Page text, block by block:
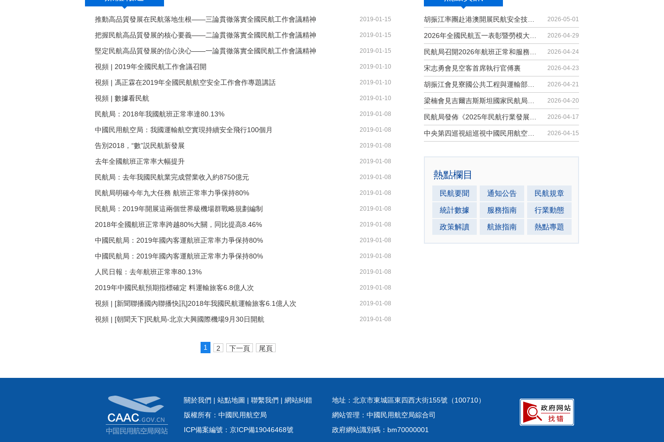
2026-05-01
2026-04-29
2026-04-24
宋志勇會見空客首席執行官傅裏 2026-04-23
2026-04-21
2026-04-20
2026-04-17
2026-04-15
熱點欄目
民航要聞 通知公告
民航規章
統計數據
服務指南
行業動態
政策解讀
航旅指南 熱點專題
推動高品質發展在民航落地生根——三論貫徹落實全國民航工作會議精神 2019-01-15
把握民航高品質發展的核心要義——二論貫徹落實全國民航工作會議精神 2019-01-15
堅定民航高品質發展的信心決心——一論貫徹落實全國民航工作會議精神 2019-01-15
視頻 | 2019年全國民航工作會議召開 2019-01-10
視頻 | 馮正霖在2019年全國民航航空安全工作會作專題講話 2019-01-10
視頻 | 數據看民航 2019-01-10
民航局：2018年我國航班正常率達80.13% 2019-01-08
中國民用航空局：我國運輸航空實現持續安全飛行100個月 2019-01-08
告別2018，“數”説民航新發展 2019-01-08
去年全國航班正常率大幅提升 2019-01-08
民航局：去年我國民航業完成營業收入約8750億元 2019-01-08
民航局明確今年九大任務 航班正常率力爭保持80% 2019-01-08
民航局：2019年開展這兩個世界級機場群戰略規劃編制 2019-01-08
2018年全國航班正常率跨越80%大關，同比提高8.46% 2019-01-08
中國民航局：2019年國內客運航班正常率力爭保持80% 2019-01-08
中國民航局：2019年國內客運航班正常率力爭保持80% 2019-01-08
人民日報：去年航班正常率80.13% 2019-01-08
2019年中國民航預期指標確定 料運輸旅客6.8億人次 2019-01-08
視頻 | [新聞聯播國內聯播快訊]2018年我國民航運輸旅客6.1億人次 2019-01-08
視頻 | [朝聞天下]民航局-北京大興國際機場9月30日開航 2019-01-08
1 2 下一頁 尾頁
關於我們 | 站點地圖 | 聯繫我們 | 網站糾錯
版權所有：中國民用航空局
ICP備案編號：京ICP備19046468號
地址：北京市東城區東四西大街155號（100710）
網站管理：中國民用航空局綜合司
政府網站識別碼：bm70000001